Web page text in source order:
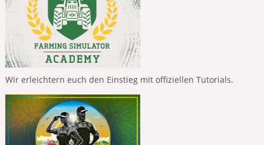
Wir erleichtern euch den Einstieg mit offiziellen Tutorials.